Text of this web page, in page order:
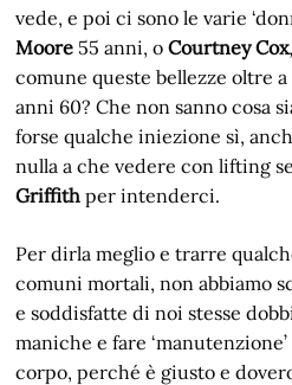
vede, e poi ci sono le varie
Moore 55 anni, oCourtney Cox
comune queste bellezze oltre
anni 60? Che non sanno cosa
forse qualche iniezione sì,
nulla a che vedere con lifting
Griffith per intenderci.
Per dirla meglio e trarre
comuni mortali, non abbiamo
e soddisfatte di noi stesse
maniche e fare
corpo, perché è giusto e